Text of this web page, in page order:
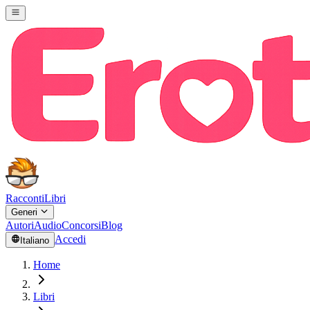
RaccontiLibri
Generi
AutoriAudioConcorsiBlog
Italiano Accedi
Home
Libri